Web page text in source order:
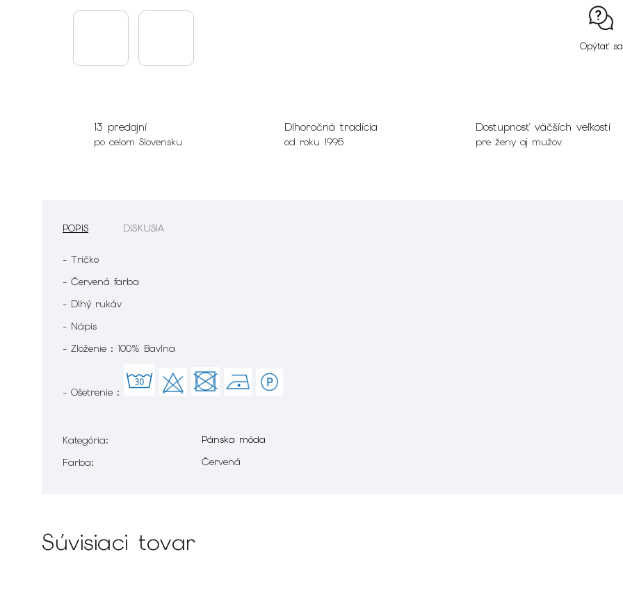
Opýtať sa
13 predajní
po celom Slovensku
Dlhoročná tradícia
od roku 1995
Dostupnosť väčších veľkostí
pre ženy aj mužov
POPIS DISKUSIA
- Tričko
- Červená farba
- Dlhý rukáv
- Nápis
- Zloženie : 100% Bavlna
- Ošetrenie :
Kategória:
Pánska móda
Farba: Červená
Súvisiaci tovar